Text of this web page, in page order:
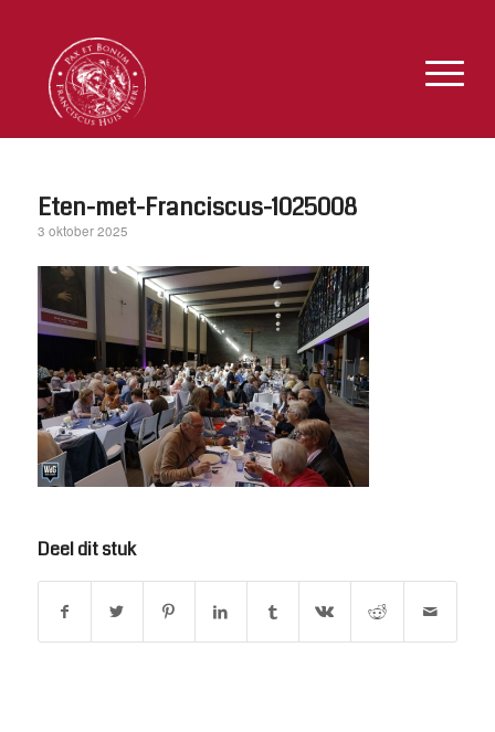
Eten-met-Franciscus-1025008
3 oktober 2025
Deel dit stuk